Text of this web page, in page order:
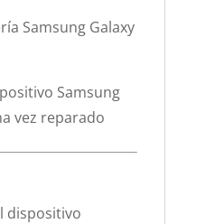
Samsung Galaxy
Samsung
vez reparado
dispositivo